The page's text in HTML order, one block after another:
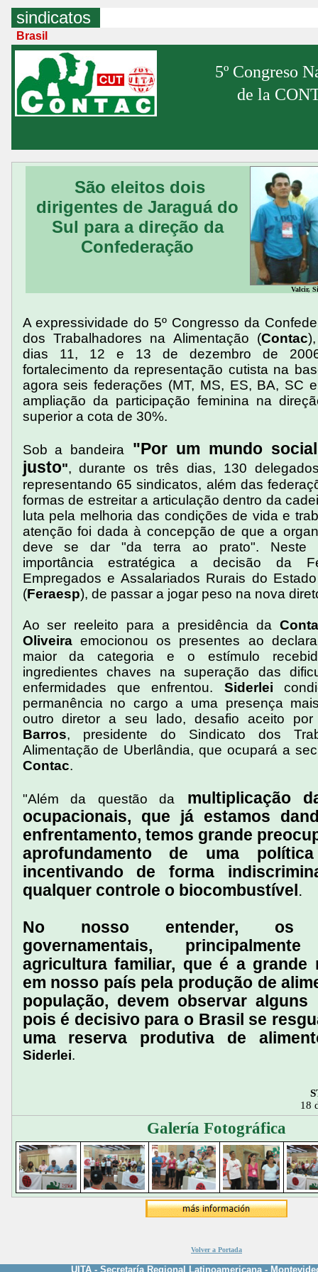
sindicatos
Brasil
5º Congreso
de la
São eleitos dois
dirigentes de Jaraguá do
Sul para a direção da
Confederação
Valcir,
A expressividade do 5º Congresso da
dos Trabalhadores na Alimentação (Contac
dias 11, 12 e 13 de dezembro de
fortalecimento da representação cutista na
agora seis federações (MT, MS, ES, BA, SC
ampliação da participação feminina na
superior a cota de 30%.
Sob a bandeira
"Por um mundo
justo", durante os três dias, 130
representando 65 sindicatos, além das
formas de estreitar a articulação dentro da
luta pela melhoria das condições de vida e
atenção foi dada à concepção de que a
deve se dar "da terra ao prato". Neste
importância estratégica a decisão da
Empregados e Assalariados Rurais do
(Feraesp), de passar a jogar peso na nova
Ao ser reeleito para a presidência da
Oliveiraemocionou os presentes ao
maior da categoria e o estímulo
ingredientes chaves na superação das
enfermidades que enfrentou. Siderlei
permanência no cargo a uma presença
outro diretor a seu lado, desafio aceito
Barros, presidente do Sindicato dos
Alimentação de Uberlândia, que ocupará a
Contac.
"Além da questão da
multiplicação
ocupacionais, que já estamos
enfrentamento, temos grande
aprofundamento de uma
incentivando de forma
qualquer controle o biocombustível .
No nosso entender, os
governamentais,
agricultura familiar, que é a grande
em nosso país pela produção de
população, devem observar alguns
pois é decisivo para o Brasil se
uma reserva produtiva de
Siderlei.
18
Galería Fotográfica
Volver a Portada
UITA - Secretaría Regional Latinoamericana -